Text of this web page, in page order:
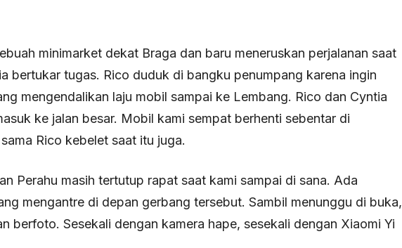
minimarket dekat Braga dan baru meneruskan perjalanan saat
bertukar tugas. Rico duduk di bangku penumpang karena ingin
mengendalikan laju mobil sampai ke Lembang. Rico dan Cyntia
ke jalan besar. Mobil kami sempat berhenti sebentar di
Rico kebelet saat itu juga.
Perahu masih tertutup rapat saat kami sampai di sana. Ada
mengantre di depan gerbang tersebut. Sambil menunggu di buka,
berfoto. Sesekali dengan kamera hape, sesekali dengan Xiaomi Yi